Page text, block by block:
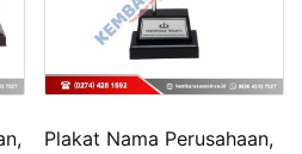
Plakat Nama Perusahaan,